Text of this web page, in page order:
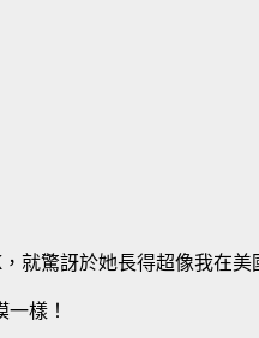
，就驚訝於她長得超像我在
樣！